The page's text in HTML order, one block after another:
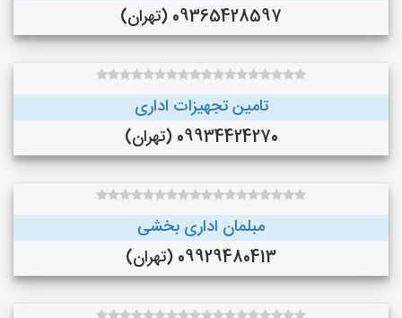
09365428597 (تهران)
تامین تجهیزات اداری
09934424270 (تهران)
مبلمان اداری بخشی
09929480413 (تهران)